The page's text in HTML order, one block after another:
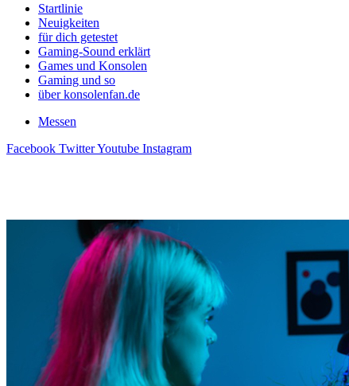
Startlinie
Neuigkeiten
für dich getestet
Gaming-Sound erklärt
Games und Konsolen
Gaming und so
über konsolenfan.de
Messen
Facebook TwitterYoutube Instagram